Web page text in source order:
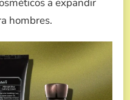
hombres.